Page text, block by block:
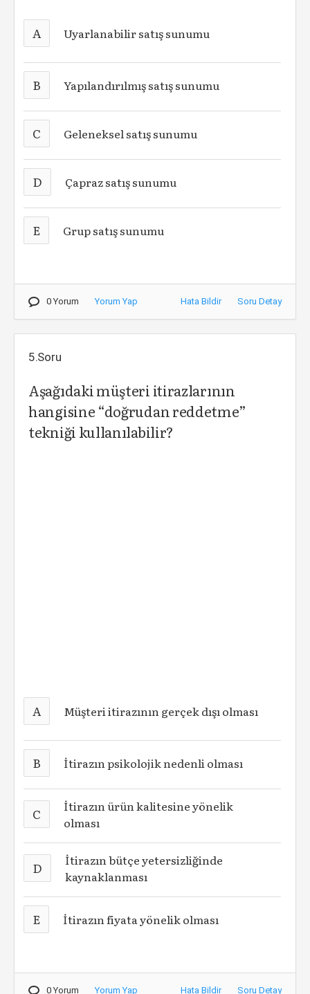
A Uyarlanabilir satış sunumu
B Yapılandırılmış satış sunumu
C Geleneksel satış sunumu
D Çapraz satış sunumu
E Grup satış sunumu
0 Yorum Yorum Yap Hata Bildir Soru Detay
5.Soru
Aşağıdaki müşteri itirazlarının
hangisine “doğrudan reddetme”
tekniği kullanılabilir?
A Müşteri itirazının gerçek dışı olması
B İtirazın psikolojik nedenli olması
C
İtirazın ürün kalitesine yönelik
olması
D
İtirazın bütçe yetersizliğinde
kaynaklanması
E İtirazın fiyata yönelik olması
0 Yorum Yorum Yap Hata Bildir Soru Detay